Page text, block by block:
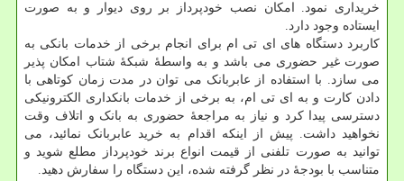
خریداری نمود. امکان نصب خودپرداز بر روی دیوار و به صورت
ایستاده وجود دارد.
کاربرد دستگاه های ای تی ام برای انجام برخی از خدمات بانکی به
صورت غیر حضوری می باشد و به واسطۀ شبکۀ شتاب امکان پذیر
می سازد. با استفاده از عابربانک می توان در مدت زمان کوتاهی با
دادن کارت و به ای تی ام، به برخی از خدمات بانکداری الکترونیکی
دسترسی پیدا کرد و نیاز به مراجعۀ حضوری به بانک و اتلاف وقت
نخواهید داشت. پیش از اینکه اقدام به خرید عابربانک نمائید، می
توانید به صورت تلفنی از قیمت انواع برند خودپرداز مطلع شوید و
متناسب با بودجۀ در نظر گرفته شده، این دستگاه را سفارش دهید.